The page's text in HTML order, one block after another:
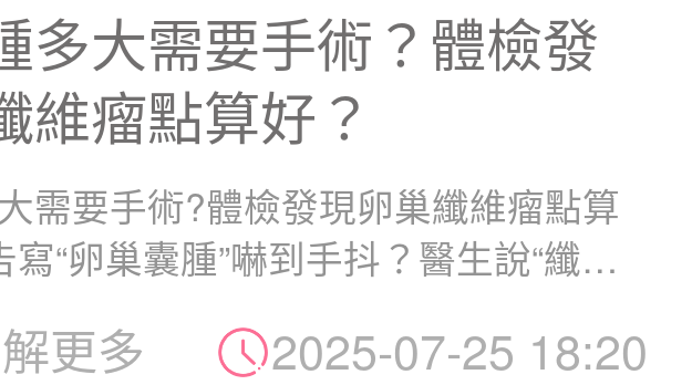
多大需要手術？體檢發
維瘤點算好？
需要手術?體檢發現卵巢纖維瘤點算
“卵巢囊腫”嚇到手抖？醫生說“纖維
更多 2025-07-25 18:20